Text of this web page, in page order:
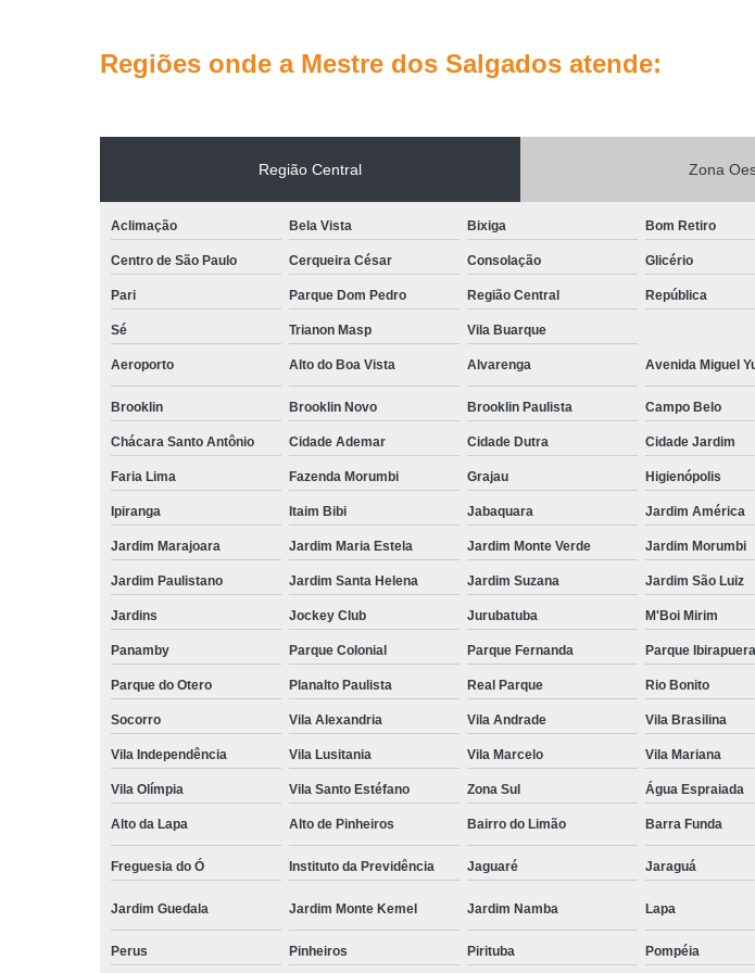
Regiões onde a Mestre dos Salgados atende:
Região Central Zona
Aclimação Bela Vista Bixiga Bom Retiro
Centro de São Paulo Cerqueira César Consolação Glicério
Pari Parque Dom Pedro Região Central República
Sé Trianon Masp Vila Buarque
Aeroporto Alto do Boa Vista Alvarenga Avenida Miguel
Brooklin Brooklin Novo Brooklin Paulista Campo Belo
Chácara Santo Antônio Cidade Ademar Cidade Dutra Cidade Jardim
Faria Lima Fazenda Morumbi Grajau Higienópolis
Ipiranga Itaim Bibi Jabaquara Jardim América
Jardim Marajoara Jardim Maria Estela Jardim Monte Verde Jardim Morumbi
Jardim Paulistano Jardim Santa Helena Jardim Suzana Jardim São Luiz
Jardins Jockey Club Jurubatuba M'Boi Mirim
Panamby Parque Colonial Parque Fernanda Parque Ibirapuera
Parque do Otero Planalto Paulista Real Parque Rio Bonito
Socorro Vila Alexandria Vila Andrade Vila Brasilina
Vila Independência Vila Lusitania Vila Marcelo Vila Mariana
Vila Olímpia Vila Santo Estéfano Zona Sul Água Espraiada
Alto da Lapa Alto de Pinheiros Bairro do Limão Barra Funda
Freguesia do Ó Instituto da Previdência Jaguaré Jaraguá
Jardim Guedala Jardim Monte Kemel Jardim Namba Lapa
Perus Pinheiros Pirituba Pompéia